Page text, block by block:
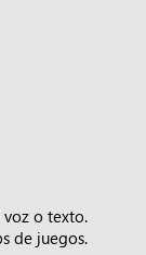
o texto.
de juegos.